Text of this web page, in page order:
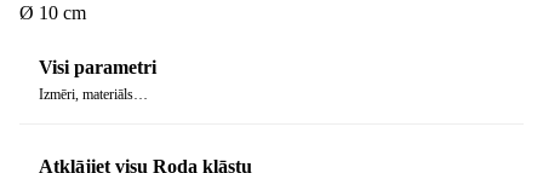
Ø 10 cm
Visi parametri
Izmēri, materiāls…
Atklājiet visu Roda klāstu